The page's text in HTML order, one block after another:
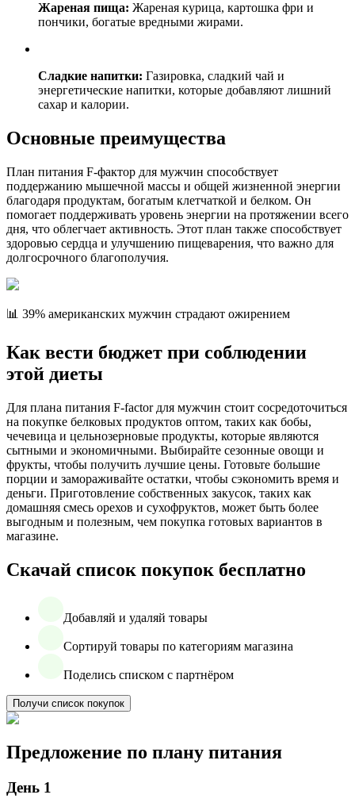
Жареная пища: Жареная курица, картошка фри и
пончики, богатые вредными жирами.
Сладкие напитки: Газировка, сладкий чай и
энергетические напитки, которые добавляют лишний
сахар и калории.
Основные преимущества
План питания F-фактор для мужчин способствует
поддержанию мышечной массы и общей жизненной энергии
благодаря продуктам, богатым клетчаткой и белком. Он
помогает поддерживать уровень энергии на протяжении всего
дня, что облегчает активность. Этот план также способствует
здоровью сердца и улучшению пищеварения, что важно для
долгосрочного благополучия.
📊 39% американских мужчин страдают ожирением
Как вести бюджет при соблюдении
этой диеты
Для плана питания F-factor для мужчин стоит сосредоточиться
на покупке белковых продуктов оптом, таких как бобы,
чечевица и цельнозерновые продукты, которые являются
сытными и экономичными. Выбирайте сезонные овощи и
фрукты, чтобы получить лучшие цены. Готовьте большие
порции и замораживайте остатки, чтобы сэкономить время и
деньги. Приготовление собственных закусок, таких как
домашняя смесь орехов и сухофруктов, может быть более
выгодным и полезным, чем покупка готовых вариантов в
магазине.
Скачай список покупок бесплатно
Добавляй и удаляй товары
Сортируй товары по категориям магазина
Поделись списком с партнёром
Получи список покупок
Предложение по плану питания
День 1